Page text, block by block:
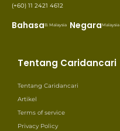
(+60) 11 2421 4612
BahasaB. Malaysia NegaraMalaysia
Tentang Caridancari
Tentang Caridancari
Artikel
Terms of service
Privacy Policy